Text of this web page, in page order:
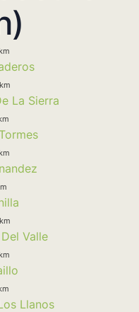
La Sierra
Valle
Llanos